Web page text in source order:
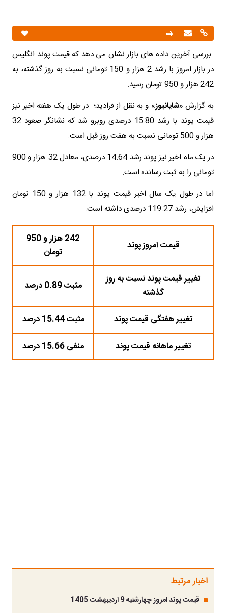
بررسی آخرین داده های بازار نشان می دهد کهقیمت پوند انگلیس
در بازار امروز با رشد 2 هزار و 150 تومانی نسبت به روز گذشته، به
242 هزار و 950 تومان رسید.
به گزارش «شایانیوز» و به نقل از فرادید؛ در طول یک هفته اخیر نیز
قیمت پوند با رشد 15.80 درصدی روبرو شد که نشانگر صعود 32
هزار و 500 تومانی نسبت به هفت روز قبل است.
در یک ماه اخیر نیز پوند رشد 14.64 درصدی، معادل 32 هزار و 900
تومانی را به ثبت رسانده است.
اما در طول یک سال اخیر قیمت پوند با 132 هزار و 150 تومان
افزایش، رشد 119.27 درصدی داشته است.
قیمت امروز پوند
242 هزار و 950
تومان
تغییر قیمت پوند نسبت به روز
گذشته
مثبت 0.89 درصد
تغییر هفتگی قیمت پوند
مثبت 15.44 درصد
تغییر ماهانه قیمت پوند
منفی 15.66 درصد
اخبار مرتبط
قیمت پوند امروز چهارشنبه 9 اردیبهشت 1405